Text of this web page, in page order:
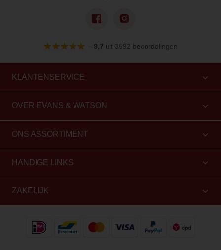
– 9,7 uit 3592 beoordelingen
KLANTENSERVICE
OVER EVANS & WATSON
ONS ASSORTIMENT
HANDIGE LINKS
ZAKELIJK